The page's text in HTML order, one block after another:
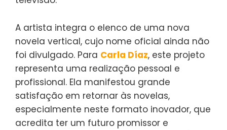
A artista integra o elenco de uma nova
novela vertical, cujo nome oficial ainda não
foi divulgado. Para Carla Díaz, este projeto
representa uma realização pessoal e
profissional. Ela manifestou grande
satisfação em retornar às novelas,
especialmente neste formato inovador, que
acredita ter um futuro promissor e